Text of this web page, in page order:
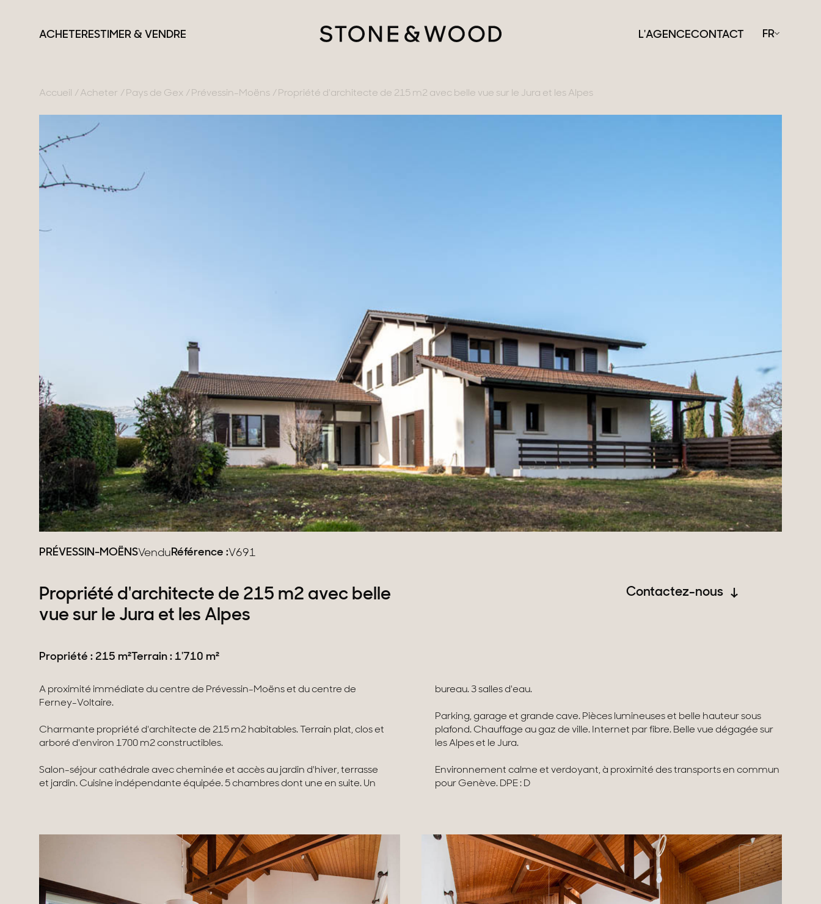
ACHETERESTIMER & VENDRE L'AGENCECONTACT FR
France
Lac d'Annecy
Genève
Canton de Vaud
Accueil Acheter Pays de Gex Prévessin-Moëns Propriété d'architecte de 215 m2 avec belle vue sur le Jura et les Alpes
PRÉVESSIN-MOËNSVenduRéférence :V691
Propriété d'architecte de 215 m2 avec belle
vue sur le Jura et les Alpes
Propriété : 215 m²Terrain : 1'710 m²
Contactez-nous
A proximité immédiate du centre de Prévessin-Moëns et du centre de
Ferney-Voltaire.
Charmante propriété d'architecte de 215 m2 habitables. Terrain plat, clos et
arboré d'environ 1700 m2 constructibles.
Salon-séjour cathédrale avec cheminée et accès au jardin d'hiver, terrasse
et jardin. Cuisine indépendante équipée. 5 chambres dont une en suite. Un
bureau. 3 salles d'eau.
Parking, garage et grande cave. Pièces lumineuses et belle hauteur sous
plafond. Chauffage au gaz de ville. Internet par fibre. Belle vue dégagée sur
les Alpes et le Jura.
Environnement calme et verdoyant, à proximité des transports en commun
pour Genève. DPE : D